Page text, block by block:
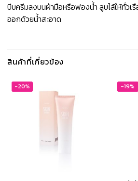
บีบครีมลงบนฝ่ามือหรือฟองน้ำ ลูบไล้ให้ทั่วเ
ออกด้วยน้ำสะอาด
สินค้าที่เกี่ยวข้อง
-20% -19%